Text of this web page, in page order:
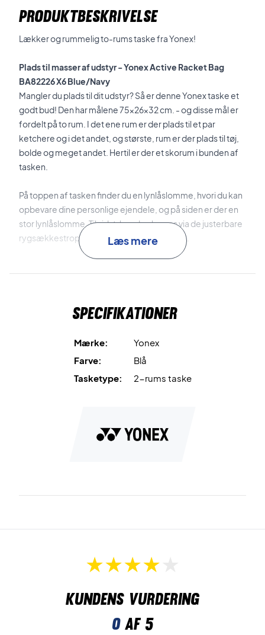
PRODUKTBESKRIVELSE
Lækker og rummelig to-rums taske fra Yonex!
Plads til masser af udstyr - Yonex Active Racket Bag
BA82226 X6 Blue/Navy
Mangler du plads til dit udstyr? Så er denne Yonex taske et
godt bud! Den har målene 75x26x32 cm. - og disse mål er
fordelt på to rum. I det ene rum er der plads til et par
ketchere og i det andet, og største, rum er der plads til tøj,
bolde og meget andet. Hertil er der et skorum i bunden af
tasken.
På toppen af tasken finder du en lynlåslomme, hvori du kan
opbevare dine personlige ejendele, og på siden er der en
stor lynlåslomme.Til sidst, kan den bæres via de justerbare
rygsækkestropper eller håndtaget i toppen.
Farve: Blå og mørkeblå.
Læs mere
Specifikationer
Mærke:
Yonex
Farve:
Blå
Tasketype:
2-rums taske
Kundens vurdering
0af 5